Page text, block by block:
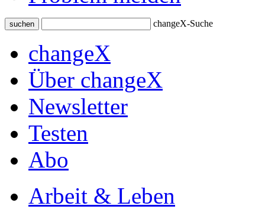
suchen changeX-Suche
changeX
Über changeX
Newsletter
Testen
Abo
Arbeit & Leben